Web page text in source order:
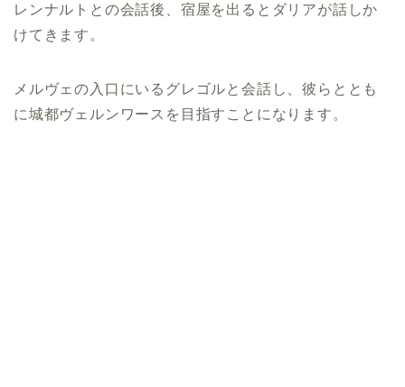
レンナルトとの会話後、宿屋を出るとダリアが話しか
けてきます。
メルヴェの入口にいるグレゴルと会話し、彼らととも
に城都ヴェルンワースを目指すことになります。